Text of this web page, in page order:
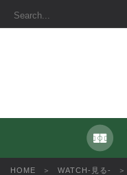
HOME WATCH-見る-